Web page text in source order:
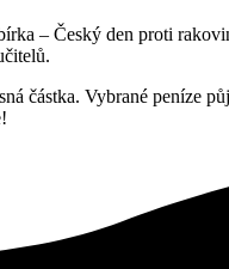
– Český den proti
částka. Vybrané peníze